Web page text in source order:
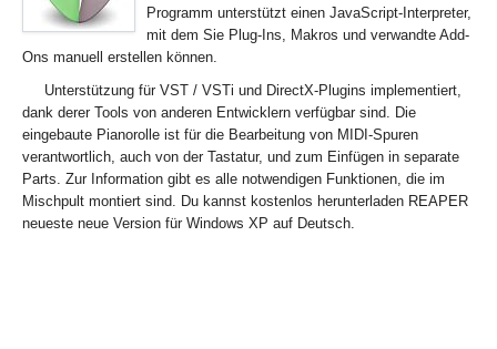
Programm unterstützt einen JavaScript-Interpreter,
mit dem Sie Plug-Ins, Makros und verwandte Add-
Ons manuell erstellen können.
Unterstützung für VST / VSTi und DirectX-Plugins implementiert,
dank derer Tools von anderen Entwicklern verfügbar sind. Die
eingebaute Pianorolle ist für die Bearbeitung von MIDI-Spuren
verantwortlich, auch von der Tastatur, und zum Einfügen in separate
Parts. Zur Information gibt es alle notwendigen Funktionen, die im
Mischpult montiert sind. Du kannst kostenlos herunterladen REAPER
neueste neue Version für Windows XP auf Deutsch.